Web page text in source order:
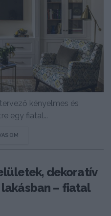
kényelmes és
egy fiatal...
dekoratív
– fiatal